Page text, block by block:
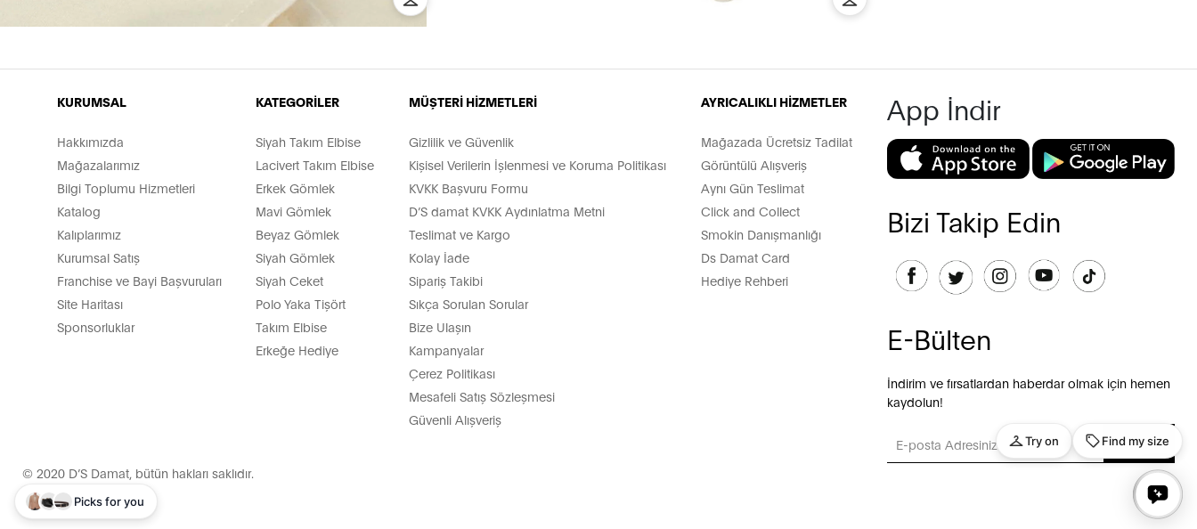
KURUMSAL
Hakkımızda
Mağazalarımız
Bilgi Toplumu Hizmetleri
Katalog
Kalıplarımız
Kurumsal Satış
Franchise ve Bayi Başvuruları
Site Haritası
Sponsorluklar
KATEGORİLER
Siyah Takım Elbise
Lacivert Takım Elbise
Erkek Gömlek
Mavi Gömlek
Beyaz Gömlek
Siyah Gömlek
Siyah Ceket
Polo Yaka Tişört
Takım Elbise
Erkeğe Hediye
MÜŞTERİ HİZMETLERİ
Gizlilik ve Güvenlik
Kişisel Verilerin İşlenmesi ve Koruma Politikası
KVKK Başvuru Formu
D’S damat KVKK Aydınlatma Metni
Teslimat ve Kargo
Kolay İade
Sipariş Takibi
Sıkça Sorulan Sorular
Bize Ulaşın
Kampanyalar
Çerez Politikası
Mesafeli Satış Sözleşmesi
Güvenli Alışveriş
AYRICALIKLI HİZMETLER
Mağazada Ücretsiz Tadilat
Görüntülü Alışveriş
Aynı Gün Teslimat
Click and Collect
Smokin Danışmanlığı
Ds Damat Card
Hediye Rehberi
App İndir
Bizi Takip Edin
E-Bülten
İndirim ve fırsatlardan haberdar olmak için hemen
kaydolun!
GÖNDER
© 2020 D’S Damat, bütün hakları saklıdır.